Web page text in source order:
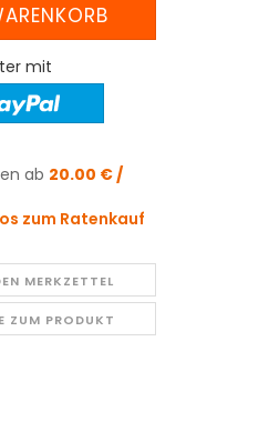
mit
ab 20.00 € /
zum Ratenkauf
MERKZETTEL
ZUM PRODUKT